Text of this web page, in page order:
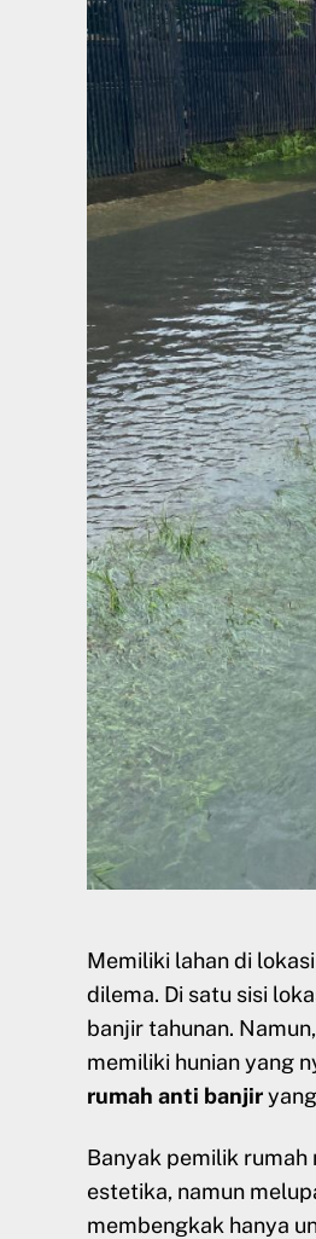
Memiliki lahan di
dilema. Di satu sisi
banjir tahunan.
memiliki hunian yang
rumah anti banjir
Banyak pemilik rumah
estetika, namun
membengkak hanya